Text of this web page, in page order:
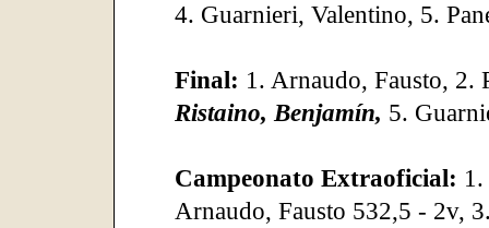
4. Guarnieri, Valentino, 5.
Final: 1. Arnaudo, Fausto, 2.
Ristaino, Benjamín, 5.
Campeonato Extraoficial:
Arnaudo, Fausto 532,5 - 2v,